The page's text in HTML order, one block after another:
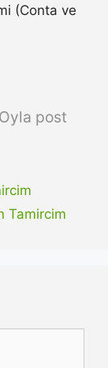
(Conta ve
post
Tamircim